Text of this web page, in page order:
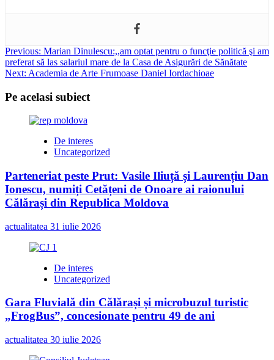
Post
navigation
Previous: Marian Dinulescu:,,am optat pentru o funcţie politică şi am
preferat să las salariul mare de la Casa de Asigurări de Sănătate
Next: Academia de Arte Frumoase Daniel Iordachioae
Pe acelasi subiect
De interes
Uncategorized
Parteneriat peste Prut: Vasile Iliuță și Laurențiu Dan
Ionescu, numiți Cetățeni de Onoare ai raionului
Călărași din Republica Moldova
actualitatea 31 iulie 2026
De interes
Uncategorized
Gara Fluvială din Călărași și microbuzul turistic
„FrogBus”, concesionate pentru 49 de ani
actualitatea 30 iulie 2026